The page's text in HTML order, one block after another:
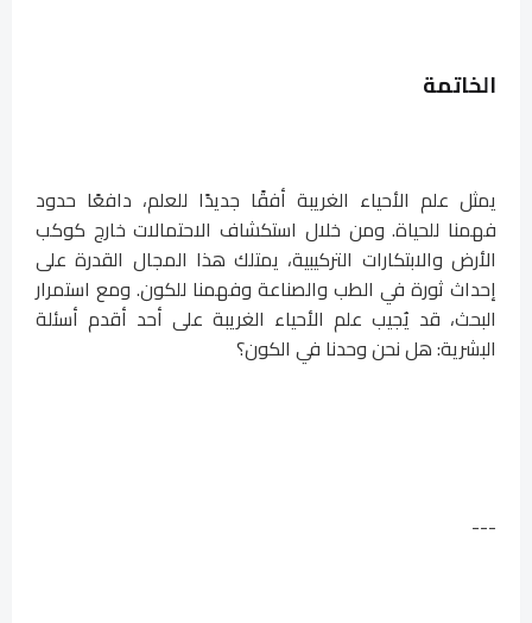
الخاتمة
يمثل علم الأحياء الغريبة أفقًا جديدًا للعلم، دافعًا حدود
فهمنا للحياة. ومن خلال استكشاف الاحتمالات خارج كوكب
الأرض والابتكارات التركيبية، يمتلك هذا المجال القدرة على
إحداث ثورة في الطب والصناعة وفهمنا للكون. ومع استمرار
البحث، قد يُجيب علم الأحياء الغريبة على أحد أقدم أسئلة
البشرية: هل نحن وحدنا في الكون؟
---